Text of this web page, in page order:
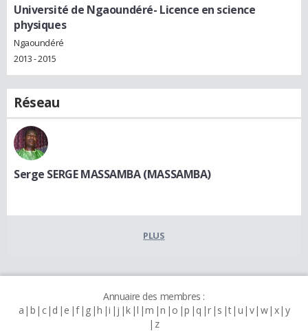
Université de Ngaoundéré- Licence en science
physiques
Ngaoundéré
2013 - 2015
Réseau
Serge SERGE MASSAMBA (MASSAMBA)
PLUS
Annuaire des membres :
a b c d e f g h i j k l m n o p q r s t u v w x y
z